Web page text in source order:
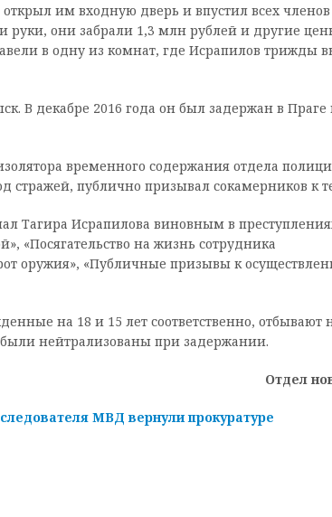
им входную дверь и впустил всех
руки, они забрали 1,3 млн рублей и другие
в одну из комнат, где Исрапилов трижды
В декабре 2016 года он был задержан в Праге
временного содержания отдела
стражей, публично призывал сокамерников к
Тагира Исрапилова виновным в
«Посягательство на жизнь сотрудника
оружия», «Публичные призывы к
на 18 и 15 лет соответственно, отбывают
нейтрализованы при задержании.
Отдел
МВД вернули прокуратуре